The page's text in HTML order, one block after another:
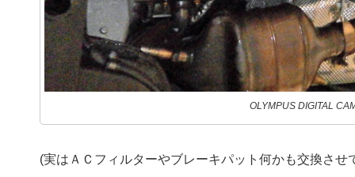
OLYMPUS DIGITAL
(実はＡＣフィルターやブレーキパット何かも交換さ